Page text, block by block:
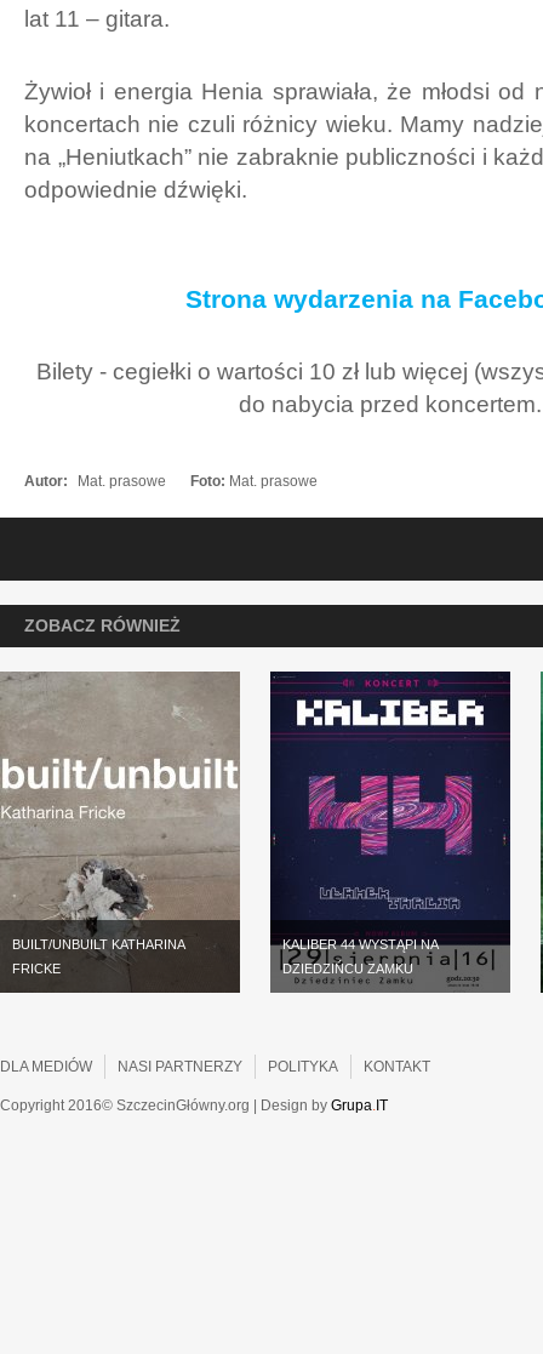
lat 11 – gitara.
Żywioł i energia Henia sprawiała, że młodsi
koncertach nie czuli różnicy wieku. Mamy
na „Heniutkach” nie zabraknie publiczności i
odpowiednie dźwięki.
Strona wydarzenia na
Bilety - cegiełki o wartości 10 zł lub więcej
do nabycia przed koncertem.
Autor: Mat. prasowe Foto: Mat. prasowe
ZOBACZ RÓWNIEŻ
BUILT/UNBUILT KATHARINA
FRICKE
KALIBER 44 WYSTĄPI NA
DZIEDZIŃCU ZAMKU
DLA MEDIÓW NASI PARTNERZY POLITYKA KONTAKT
Copyright 2016© SzczecinGłówny.org | Design by Grupa. IT